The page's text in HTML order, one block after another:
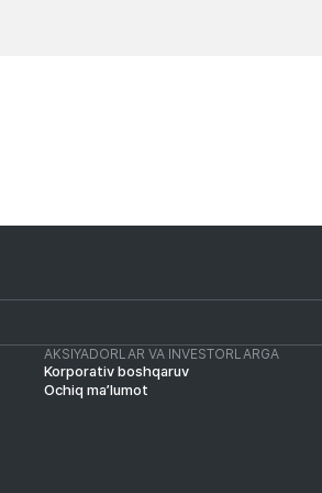
AKSIYADORLAR VA INVESTORLARGA
Korporativ boshqaruv
Ochiq ma’lumot